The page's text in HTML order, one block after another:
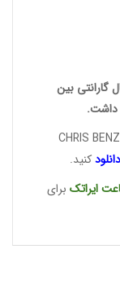
گارانتی بین
داشت.
دانلودکنید.
ایراتک برای